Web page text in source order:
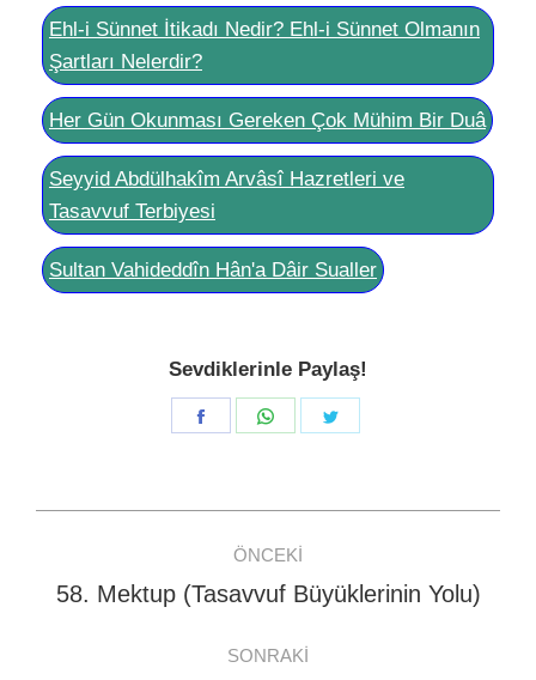
Ehl-i Sünnet İtikadı Nedir? Ehl-i Sünnet Olmanın
Şartları Nelerdir?
Her Gün Okunması Gereken Çok Mühim Bir Duâ
Seyyid Abdülhakîm Arvâsî Hazretleri ve
Tasavvuf Terbiyesi
Sultan Vahideddîn Hân'a Dâir Sualler
Sevdiklerinle Paylaş!
Share
Share
navigation
ÖNCEKI
Previous
58. Mektup (Tasavvuf Büyüklerinin Yolu)
SONRAKI